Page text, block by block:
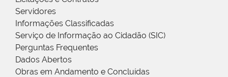
Servidores
Informações Classificadas
Serviço de Informação ao Cidadão (SIC)
Perguntas Frequentes
Dados Abertos
Obras em Andamento e Concluídas